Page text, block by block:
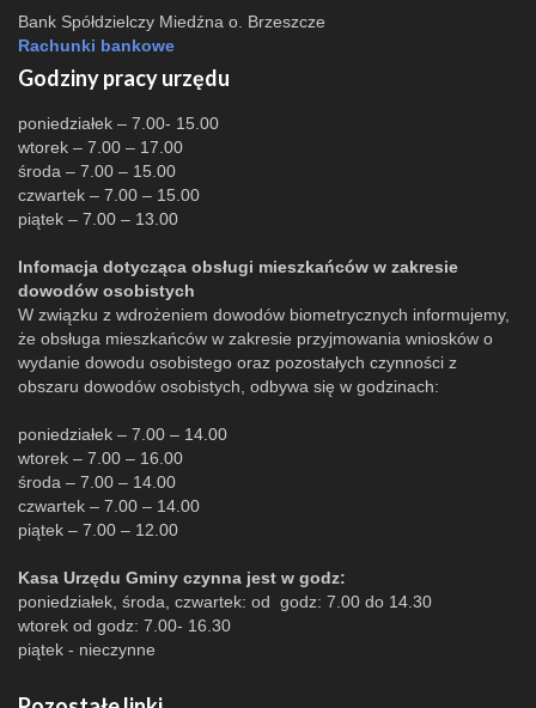
Bank Spółdzielczy Miedźna o. Brzeszcze
Rachunki bankowe
Godziny pracy urzędu
poniedziałek – 7.00- 15.00
wtorek – 7.00 – 17.00
środa – 7.00 – 15.00
czwartek – 7.00 – 15.00
piątek – 7.00 – 13.00
Infomacja dotycząca obsługi mieszkańców w zakresie
dowodów osobistych
W związku z wdrożeniem dowodów biometrycznych informujemy,
że obsługa mieszkańców w zakresie przyjmowania wniosków o
wydanie dowodu osobistego oraz pozostałych czynności z
obszaru dowodów osobistych, odbywa się w godzinach:
poniedziałek – 7.00 – 14.00
wtorek – 7.00 – 16.00
środa – 7.00 – 14.00
czwartek – 7.00 – 14.00
piątek – 7.00 – 12.00
Kasa Urzędu Gminy czynna jest w godz:
poniedziałek, środa, czwartek: od godz: 7.00 do 14.30
wtorek od godz: 7.00- 16.30
piątek - nieczynne